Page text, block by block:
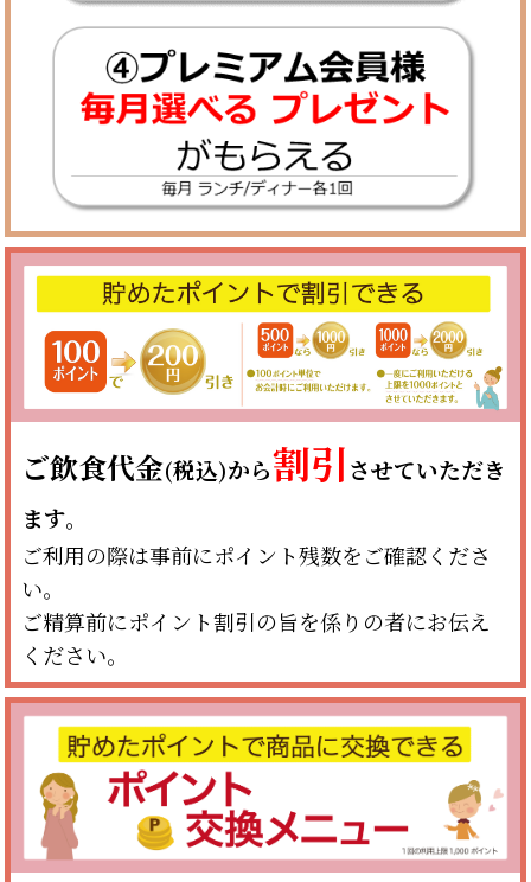
ご飲食代金(税込)から割引させていただき
ます。
ご利用の際は事前にポイント残数をご確認くださ
い。
ご精算前にポイント割引の旨を係りの者にお伝え
ください。